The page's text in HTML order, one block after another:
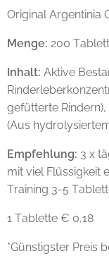
Original Argentinia
Menge: 200
Inhalt: Aktive
gefütterte
(Aus
Empfehlung: 3 x
mit viel Flüssigkeit
Training 3-5
1 Tablette € 0,18
*Günstigster Preis